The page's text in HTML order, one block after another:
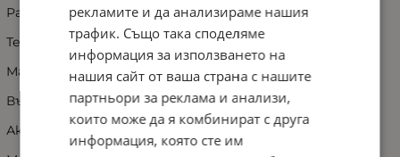
Размер на опаковка: 113x64x38 см
Тегло кг: 15.00
Максимално тегло кг: 35
Възраст: 3 години +
Акумулаторна батерия : 12V7Ah
рекламите и да анализираме нашия
трафик. Също така споделяме
информация за използването на
нашия сайт от ваша страна с нашите
партньори за реклама и анализи,
които може да я комбинират с друга
информация, която сте им